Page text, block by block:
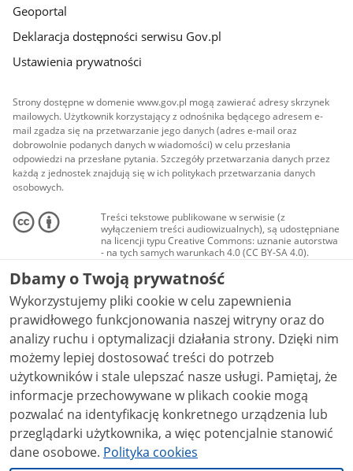
Geoportal
Deklaracja dostępności serwisu Gov.pl
Ustawienia prywatności
Strony dostępne w domenie www.gov.pl mogą zawierać adresy skrzynek
mailowych. Użytkownik korzystający z odnośnika będącego adresem e-
mail zgadza się na przetwarzanie jego danych (adres e-mail oraz
dobrowolnie podanych danych w wiadomości) w celu przesłania
odpowiedzi na przesłane pytania. Szczegóły przetwarzania danych przez
każdą z jednostek znajdują się w ich politykach przetwarzania danych
osobowych.
Treści tekstowe publikowane w serwisie (z
wyłączeniem treści audiowizualnych), są udostępniane
na licencji typu Creative Commons: uznanie autorstwa
- na tych samych warunkach 4.0 (CC BY-SA 4.0).
Materiały audiowizualne, w tym zdjęcia, materiały
audio i wideo, są udostępniane na licencji typu
Creative Commons: uznanie autorstwa użycie
niekomercyjne - bez utworów zależnych 4.0 (CC BY-
NC-ND 4.0), o ile nie jest to stwierdzone inaczej.
Dbamy o Twoją prywatność
Wykorzystujemy pliki cookie w celu zapewnienia
prawidłowego funkcjonowania naszej witryny oraz do
analizy ruchu i optymalizacji działania strony. Dzięki nim
możemy lepiej dostosować treści do potrzeb
użytkowników i stale ulepszać nasze usługi. Pamiętaj, że
informacje przechowywane w plikach cookie mogą
pozwalać na identyfikację konkretnego urządzenia lub
przeglądarki użytkownika, a więc potencjalnie stanowić
dane osobowe. Polityka cookies